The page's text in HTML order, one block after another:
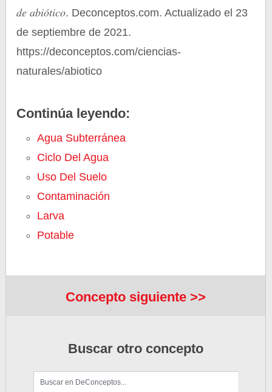
de abiótico. Deconceptos.com. Actualizado el 23
de septiembre de 2021.
https://deconceptos.com/ciencias-
naturales/abiotico
Continúa leyendo:
Agua Subterránea
Ciclo Del Agua
Uso Del Suelo
Contaminación
Larva
Potable
Concepto siguiente >>
Buscar otro concepto